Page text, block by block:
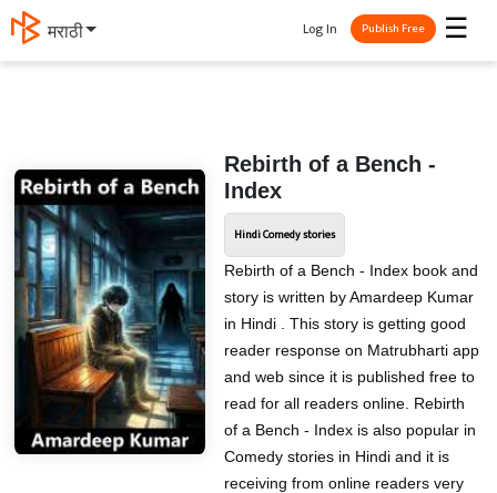
मराठी ☰
Log In Publish Free
Rebirth of a Bench -
Index
Hindi Comedy stories
Rebirth of a Bench - Index book and
story is written by Amardeep Kumar
in Hindi . This story is getting good
reader response on Matrubharti app
and web since it is published free to
read for all readers online. Rebirth
of a Bench - Index is also popular in
Comedy stories in Hindi and it is
receiving from online readers very